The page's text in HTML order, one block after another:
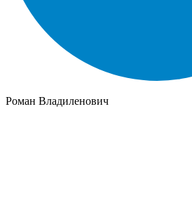
Роман Владиленович